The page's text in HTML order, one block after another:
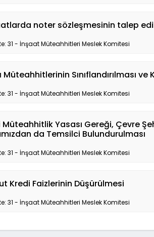
noter sözleşmesinin talep
31 - İnşaat Müteahhitleri Meslek Komitesi
Müteahhitlerinin Sınıflandırılması
31 - İnşaat Müteahhitleri Meslek Komitesi
Müteahhitlik Yasası Gereği, Çevre
da Temsilci Bulundurulması
31 - İnşaat Müteahhitleri Meslek Komitesi
Kredi Faizlerinin Düşürülmesi
31 - İnşaat Müteahhitleri Meslek Komitesi